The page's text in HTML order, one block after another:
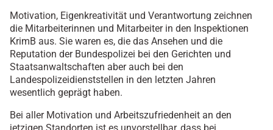
Motivation, Eigenkreativität und Verantwortung zeichnen
die Mitarbeiterinnen und Mitarbeiter in den Inspektionen
KrimB aus. Sie waren es, die das Ansehen und die
Reputation der Bundespolizei bei den Gerichten und
Staatsanwaltschaften aber auch bei den
Landespolizeidienststellen in den letzten Jahren
wesentlich geprägt haben.
Bei aller Motivation und Arbeitszufriedenheit an den